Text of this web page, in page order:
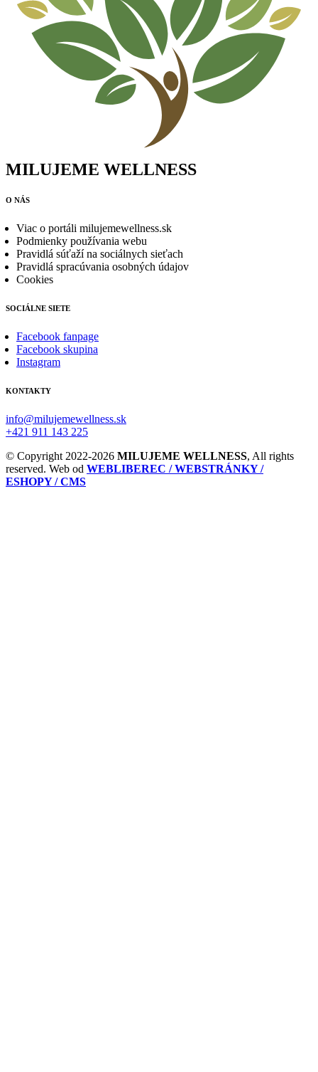
MILUJEME WELLNESS
O NÁS
Viac o portáli milujemewellness.sk
Podmienky používania webu
Pravidlá súťaží na sociálnych sieťach
Pravidlá spracúvania osobných údajov
Cookies
SOCIÁLNE SIETE
Facebook fanpage
Facebook skupina
Instagram
KONTAKTY
info@milujemewellness.sk
+421 911 143 225
© Copyright 2022-2026 MILUJEME WELLNESS, All rights
reserved. Web od WEBLIBEREC / WEBSTRÁNKY /
ESHOPY / CMS